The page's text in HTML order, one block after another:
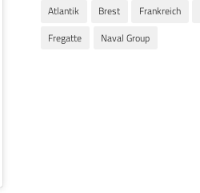
Atlantik Brest Frankreich
Fregatte
Naval Group